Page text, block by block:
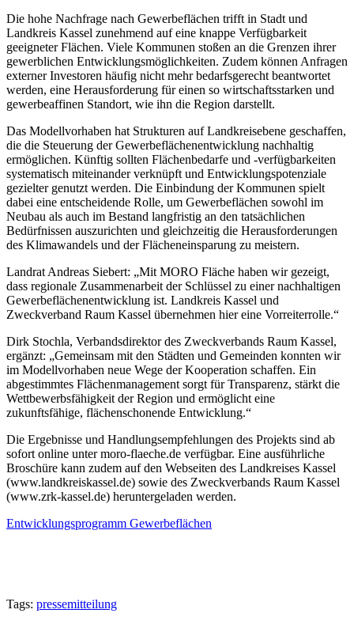
Die hohe Nachfrage nach Gewerbeflächen trifft in Stadt und
Landkreis Kassel zunehmend auf eine knappe Verfügbarkeit
geeigneter Flächen. Viele Kommunen stoßen an die Grenzen ihrer
gewerblichen Entwicklungsmöglichkeiten. Zudem können Anfragen
externer Investoren häufig nicht mehr bedarfsgerecht beantwortet
werden, eine Herausforderung für einen so wirtschaftsstarken und
gewerbeaffinen Standort, wie ihn die Region darstellt.
Das Modellvorhaben hat Strukturen auf Landkreisebene geschaffen,
die die Steuerung der Gewerbeflächenentwicklung nachhaltig
ermöglichen. Künftig sollten Flächenbedarfe und -verfügbarkeiten
systematisch miteinander verknüpft und Entwicklungspotenziale
gezielter genutzt werden. Die Einbindung der Kommunen spielt
dabei eine entscheidende Rolle, um Gewerbeflächen sowohl im
Neubau als auch im Bestand langfristig an den tatsächlichen
Bedürfnissen auszurichten und gleichzeitig die Herausforderungen
des Klimawandels und der Flächeneinsparung zu meistern.
Landrat Andreas Siebert: „Mit MORO Fläche haben wir gezeigt,
dass regionale Zusammenarbeit der Schlüssel zu einer nachhaltigen
Gewerbeflächenentwicklung ist. Landkreis Kassel und
Zweckverband Raum Kassel übernehmen hier eine Vorreiterrolle.“
Dirk Stochla, Verbandsdirektor des Zweckverbands Raum Kassel,
ergänzt: „Gemeinsam mit den Städten und Gemeinden konnten wir
im Modellvorhaben neue Wege der Kooperation schaffen. Ein
abgestimmtes Flächenmanagement sorgt für Transparenz, stärkt die
Wettbewerbsfähigkeit der Region und ermöglicht eine
zukunftsfähige, flächenschonende Entwicklung.“
Die Ergebnisse und Handlungsempfehlungen des Projekts sind ab
sofort online unter moro-flaeche.de verfügbar. Eine ausführliche
Broschüre kann zudem auf den Webseiten des Landkreises Kassel
(www.landkreiskassel.de) sowie des Zweckverbands Raum Kassel
(www.zrk-kassel.de) heruntergeladen werden.
Entwicklungsprogramm Gewerbeflächen
Tags: pressemitteilung